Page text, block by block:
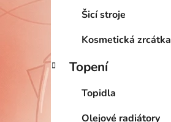
Šicí stroje
Kosmetická zrcátka
Topení
Topidla
Olejové radiátory